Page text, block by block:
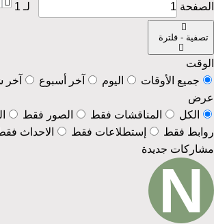
الصفحة لـ 1
تصفية - فلترة
الوقت
جميع الأوقات
اليوم آخر أسبوع
آخر
عرض
الكل
المناقشات فقط الصور فقط
روابط فقط
إستطلاعات فقط
الاحداث
مشاركات جديدة